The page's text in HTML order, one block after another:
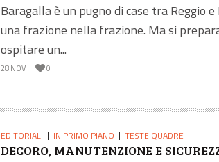
Baragalla è un pugno di case tra Reggio
una frazione nella frazione. Ma si
ospitare un...
28 NOV 0
EDITORIALI IN PRIMO PIANO TESTE QUADRE
DECORO, MANUTENZIONE E